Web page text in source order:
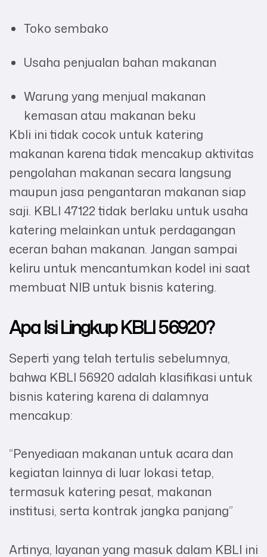
Toko sembako
Usaha penjualan bahan makanan
Warung yang menjual makanan
kemasan atau makanan beku
Kbli ini tidak cocok untuk katering
makanan karena tidak mencakup aktivitas
pengolahan makanan secara langsung
maupun jasa pengantaran makanan siap
saji. KBLI 47122 tidak berlaku untuk usaha
katering melainkan untuk perdagangan
eceran bahan makanan. Jangan sampai
keliru untuk mencantumkan kodel ini saat
membuat NIB untuk bisnis katering.
Apa Isi Lingkup KBLI 56920?
Seperti yang telah tertulis sebelumnya,
bahwa KBLI 56920 adalah klasifikasi untuk
bisnis katering karena di dalamnya
mencakup:
“Penyediaan makanan untuk acara dan
kegiatan lainnya di luar lokasi tetap,
termasuk katering pesat, makanan
institusi, serta kontrak jangka panjang”
Artinya, layanan yang masuk dalam KBLI ini